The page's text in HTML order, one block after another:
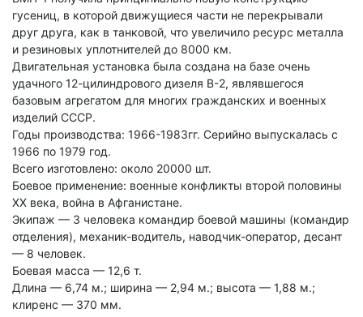
гусениц, в которой движущиеся части не перекрывали
друг друга, как в танковой, что увеличило ресурс металла
и резиновых уплотнителей до 8000 км.
Двигательная установка была создана на базе очень
удачного 12-цилиндрового дизеля В-2, являвшегося
базовым агрегатом для многих гражданских и военных
изделий СССР.
Годы производства: 1966-1983гг. Серийно выпускалась с
1966 по 1979 год.
Всего изготовлено: около 20000 шт.
Боевое применение: военные конфликты второй половины
XX века, война в Афганистане.
Экипаж — 3 человека командир боевой машины (командир
отделения), механик-водитель, наводчик-оператор, десант
— 8 человек.
Боевая масса — 12,6 т.
Длина — 6,74 м.; ширина — 2,94 м.; высота — 1,88 м.;
клиренс — 370 мм.